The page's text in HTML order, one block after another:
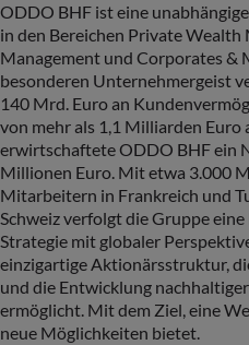
ODDO BHF ist eine
in den Bereichen Private Wealth
Management und Corporates &
besonderen Unternehmergeist
140 Mrd. Euro an
von mehr als 1,1 Milliarden Euro
erwirtschaftete ODDO BHF ein
Millionen Euro. Mit etwa 3.000
Mitarbeitern in Frankreich und
Schweiz verfolgt die Gruppe
Strategie mit globaler
einzigartige Aktionärsstruktur,
und die Entwicklung
ermöglicht. Mit dem Ziel, eine
neue Möglichkeiten bietet.